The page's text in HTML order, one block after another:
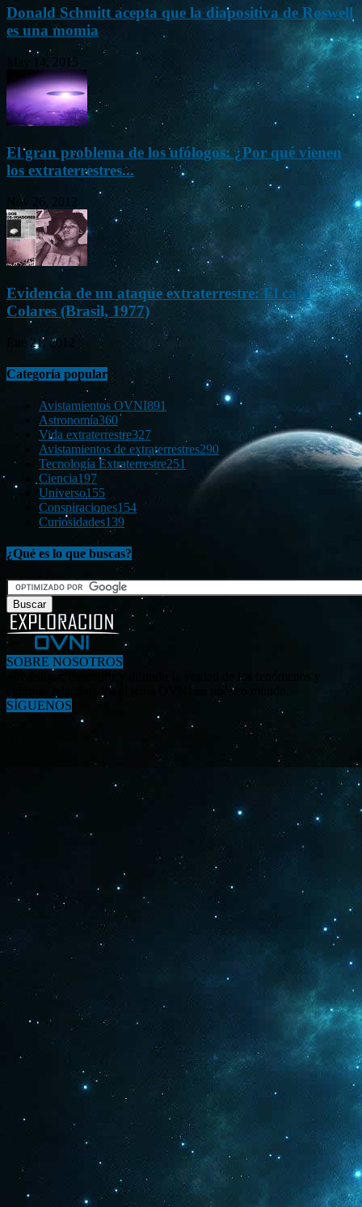
Donald Schmitt acepta que la diapositiva de Roswell
es una momia
May 14, 2015
El gran problema de los ufólogos: ¿Por qué vienen
los extraterrestres...
Nov 26, 2012
Evidencia de un ataque extraterrestre: El caso
Colares (Brasil, 1977)
Ene 21, 2012
Categoría popular
Avistamientos OVNI891
Astronomía360
Vida extraterrestre327
Avistamientos de extraterrestres290
Tecnología Extraterrestre251
Ciencia197
Universo155
Conspiraciones154
Curiosidades139
¿Qué es lo que buscas?
SOBRE NOSOTROS
«Investigar, descubrir y difundir la verdad de los fenómenos y
enigmas relacionados al tema OVNI en nuestro mundo.»
SÍGUENOS